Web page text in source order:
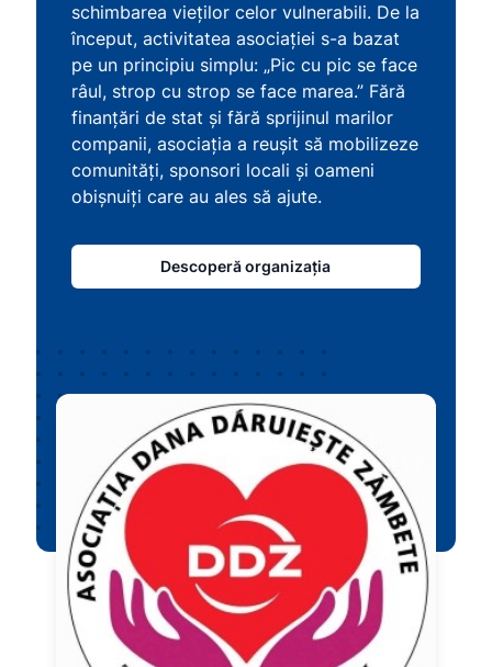
schimbarea vieților celor vulnerabili. De la
început, activitatea asociației s-a bazat
pe un principiu simplu: „Pic cu pic se face
râul, strop cu strop se face marea.” Fără
finanțări de stat și fără sprijinul marilor
companii, asociația a reușit să mobilizeze
comunități, sponsori locali și oameni
obișnuiți care au ales să ajute.
Descoperă organizația